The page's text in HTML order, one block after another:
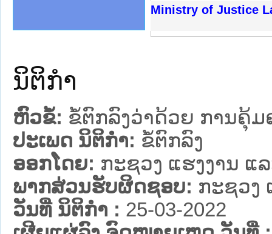
Ministry of Justice
ຊາຊົນ ພາກເໜືອ
ການ
ກາງ
ກໃຕ້
ນຕຳຫຼວດປະຊາຊົນ
ສັນຕິບານປະຊາຊົນ
ກເໜືອ
ຊາຊົນ ພາກກາງ
ນິຕິກໍາ
ຫົວຂໍ້: ຂໍ້ຕົກລົງວ່າດ້ວຍ ການຄຸ້
ປະເພດ ນິຕິກໍາ: ຂໍ້ຕົກລົງ
ອອກໂດຍ: ກະຊວງ ແຮງງານ
ພາກສ່ວນຮັບຜິດຊອບ: ກະຊວງ
ວັນທີ່ ນິຕິກໍາ : 25-03-2022